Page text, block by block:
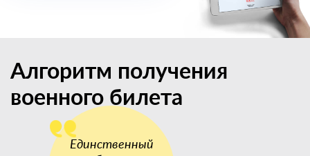
Алгоритм получения
военного билета